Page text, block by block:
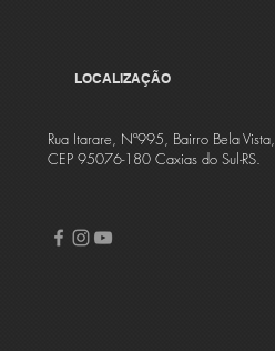
LOCALIZAÇÃO
Rua Itarare, Nº995, Bairro Bela Vista,
CEP 95076-180 Caxias do Sul-RS.